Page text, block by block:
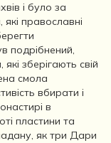
і було за
православні
подрібнений,
зберігають свій
смола
вбирати і
в
пластини та
як три Дари